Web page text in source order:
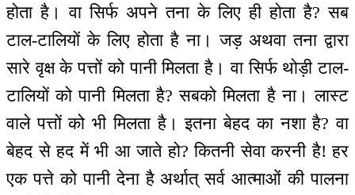
होता है। वा सिर्फ अपने तना के लिए ही होता है? सब
टाल-टालियों के लिए होता है ना। जड़ अथवा तना द्वारा
सारे वृक्ष के पत्तों को पानी मिलता है। वा सिर्फ थोड़ी टाल-
टालियों को पानी मिलता है? सबको मिलता है ना। लास्ट
वाले पत्तों को भी मिलता है। इतना बेहद का नशा है? वा
बेहद से हद में भी आ जाते हो? कितनी सेवा करनी है! हर
एक पत्ते को पानी देना है अर्थात् सर्व आत्माओं की पालना